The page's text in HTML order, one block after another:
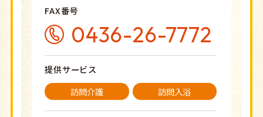
FAX番号
0436-26-7772
提供サービス
訪問介護
訪問入浴